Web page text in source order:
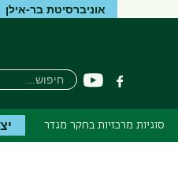
אוניברסיטת בר-אילן
פייסבוקיוטיוב
חיפוש
חיפוש
סוגיות מרכזיות בחקר מגדר